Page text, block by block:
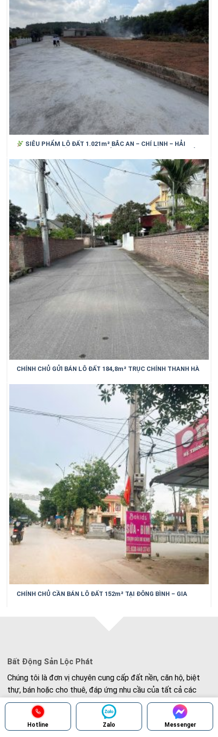
SIÊU PHẨM LÔ ĐẤT 1.021m² BẮC AN – CHÍ LINH – HẢI
CHÍNH CHỦ GỬI BÁN LÔ ĐẤT 184,8m² TRỤC CHÍNH THANH HÀ
CHÍNH CHỦ CẦN BÁN LÔ ĐẤT 152m² TẠI ĐÔNG BÌNH – GIA
Bất Động Sản Lộc Phát
Chúng tôi là đơn vị chuyên cung cấp đất nền, căn hộ, biệt
thự, bán hoặc cho thuê, đáp ứng nhu cầu của tất cả các
khách hàng trên toàn quốc. Sự hài lòng của quý khách là
tiêu chí hoạt động của chúng tôi.
Hotline Zalo Messenger